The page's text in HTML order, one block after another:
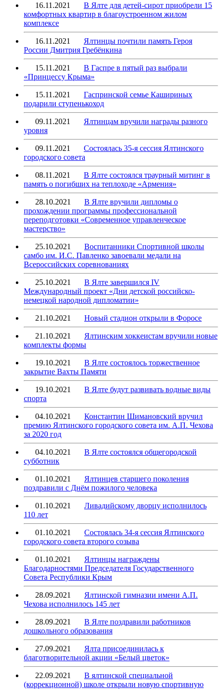
16.11.2021
В Ялте для детей-сирот приобрели 15
комфортных квартир в благоустроенном жилом
комплексе
16.11.2021
Ялтинцы почтили память Героя
России Дмитрия Гребёнкина
15.11.2021
В Гаспре в пятый раз выбрали
«Принцессу Крыма»
15.11.2021
Гаспринской семье Кашириных
подарили ступенькоход
09.11.2021
Ялтинцам вручили награды разного
уровня
09.11.2021
Состоялась 35-я сессия Ялтинского
городского совета
08.11.2021
В Ялте состоялся траурный митинг в
память о погибших на теплоходе «Армения»
28.10.2021
В Ялте вручили дипломы о
прохождении программы профессиональной
переподготовки «Современное управленческое
мастерство»
25.10.2021
Воспитанники Спортивной школы
самбо им. И.С. Павленко завоевали медали на
Всероссийских соревнованиях
25.10.2021
В Ялте завершился IV
Международный проект «Дни детской российско-
немецкой народной дипломатии»
21.10.2021 Новый стадион открыли в Форосе
21.10.2021
Ялтинским хоккеистам вручили новые
комплекты формы
19.10.2021
В Ялте состоялось торжественное
закрытие Вахты Памяти
19.10.2021
В Ялте будут развивать водные виды
спорта
04.10.2021
Константин Шимановский вручил
премию Ялтинского городского совета им. А.П. Чехова
за 2020 год
04.10.2021
В Ялте состоялся общегородской
субботник
01.10.2021
Ялтинцев старшего поколения
поздравили с Днём пожилого человека
01.10.2021
Ливадийскому дворцу исполнилось
110 лет
01.10.2021
Состоялась 34-я сессия Ялтинского
городского совета второго созыва
01.10.2021
Ялтинцы награждены
Благодарностями Председателя Государственного
Совета Республики Крым
28.09.2021
Ялтинской гимназии имени А.П.
Чехова исполнилось 145 лет
28.09.2021
В Ялте поздравили работников
дошкольного образования
27.09.2021
Ялта присоединилась к
благотворительной акции «Белый цветок»
22.09.2021
В ялтинской специальной
(коррекционной) школе открыли новую спортивную